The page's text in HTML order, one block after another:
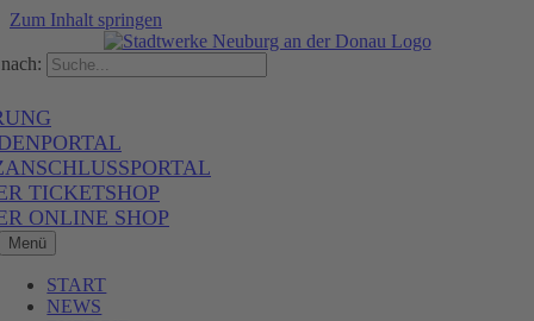
Zum Inhalt springen
TICKETSHOP
ONLINE SHOP
Menü
START
NEWS